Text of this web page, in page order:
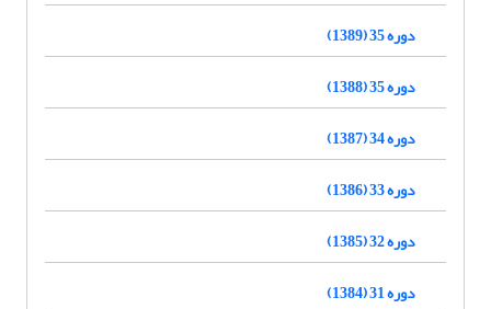
دوره 35 (1389)
دوره 35 (1388)
دوره 34 (1387)
دوره 33 (1386)
دوره 32 (1385)
دوره 31 (1384)